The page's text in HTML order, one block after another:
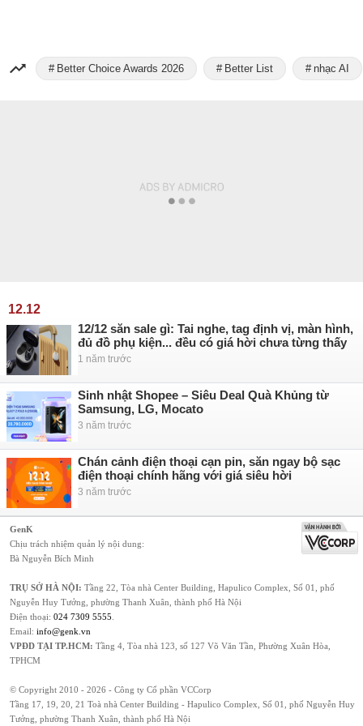
Better Choice Awards 2026 Better List nhạc AI
12.12
12/12 săn sale gì: Tai nghe, tag định vị, màn hình,
đủ đồ phụ kiện... đều có giá hời chưa từng thấy
1 năm trước
Sinh nhật Shopee – Siêu Deal Quà Khủng từ
Samsung, LG, Mocato
3 năm trước
Chán cảnh điện thoại cạn pin, săn ngay bộ sạc
điện thoại chính hãng với giá siêu hời
3 năm trước
GenK
Chịu trách nhiệm quản lý nội dung:
Bà Nguyễn Bích Minh
TRỤ SỞ HÀ NỘI: Tầng 22, Tòa nhà Center Building, Hapulico Complex, Số 01, phố
Nguyễn Huy Tưởng, phường Thanh Xuân, thành phố Hà Nội
Điện thoại: 024 7309 5555
Email: info@genk.vn
VPĐD TẠI TP.HCM: Tầng 4, Tòa nhà 123, số 127 Võ Văn Tần, Phường Xuân Hòa,
TPHCM
© Copyright 2010 - 2026 - Công ty Cổ phần VCCorp
Tầng 17, 19, 20, 21 Toà nhà Center Building - Hapulico Complex, Số 01, phố Nguyễn Huy
Tưởng, phường Thanh Xuân, thành phố Hà Nội